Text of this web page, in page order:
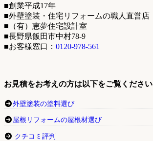
■創業平成17年
■外壁塗装・住宅リフォームの職人直営店
■（有）恵夢住宅設計室
■長野県飯田市中村78-9
■お客様窓口： 0120-978-561
お見積をお考えの方は以下をご覧ください
外壁塗装の塗料選び
屋根リフォームの屋根材選び
クチコミ評判